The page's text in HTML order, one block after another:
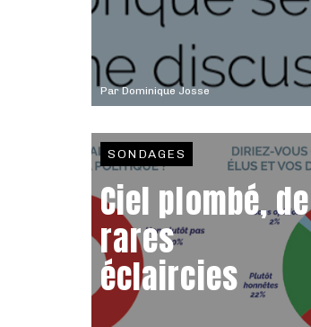
ParDominique Josse
SONDAGES
Ciel plombé, de
rares
éclaircies